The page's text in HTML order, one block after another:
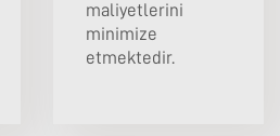
maliyetlerini
minimize
etmektedir.